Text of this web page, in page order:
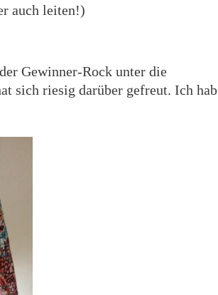
auch leiten!)
Gewinner-Rock unter die
sich riesig darüber gefreut. Ich hab